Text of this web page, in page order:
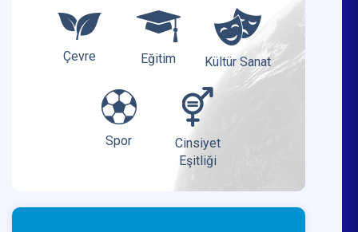
Çevre Eğitim Kültür Sanat
Spor
Cinsiyet
Eşitliği